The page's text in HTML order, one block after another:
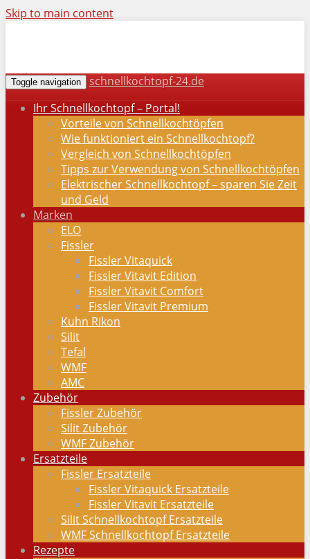
Skip to main content
Toggle navigation
schnellkochtopf-24.de
Ihr Schnellkochtopf – Portal!
Vorteile von Schnellkochtöpfen
Wie funktioniert ein Schnellkochtopf?
Vergleich von Schnellkochtöpfen
Tipps zur Verwendung von Schnellkochtöpfen
Elektrischer Schnellkochtopf – sparen Sie Zeit
und Geld
Marken
ELO
Fissler
Fissler Vitaquick
Fissler Vitavit Edition
Fissler Vitavit Comfort
Fissler Vitavit Premium
Kuhn Rikon
Silit
Tefal
WMF
AMC
Zubehör
Fissler Zubehör
Silit Zubehör
WMF Zubehör
Ersatzteile
Fissler Ersatzteile
Fissler Vitaquick Ersatzteile
Fissler Vitavit Ersatzteile
Silit Schnellkochtopf Ersatzteile
WMF Schnellkochtopf Ersatzteile
Rezepte